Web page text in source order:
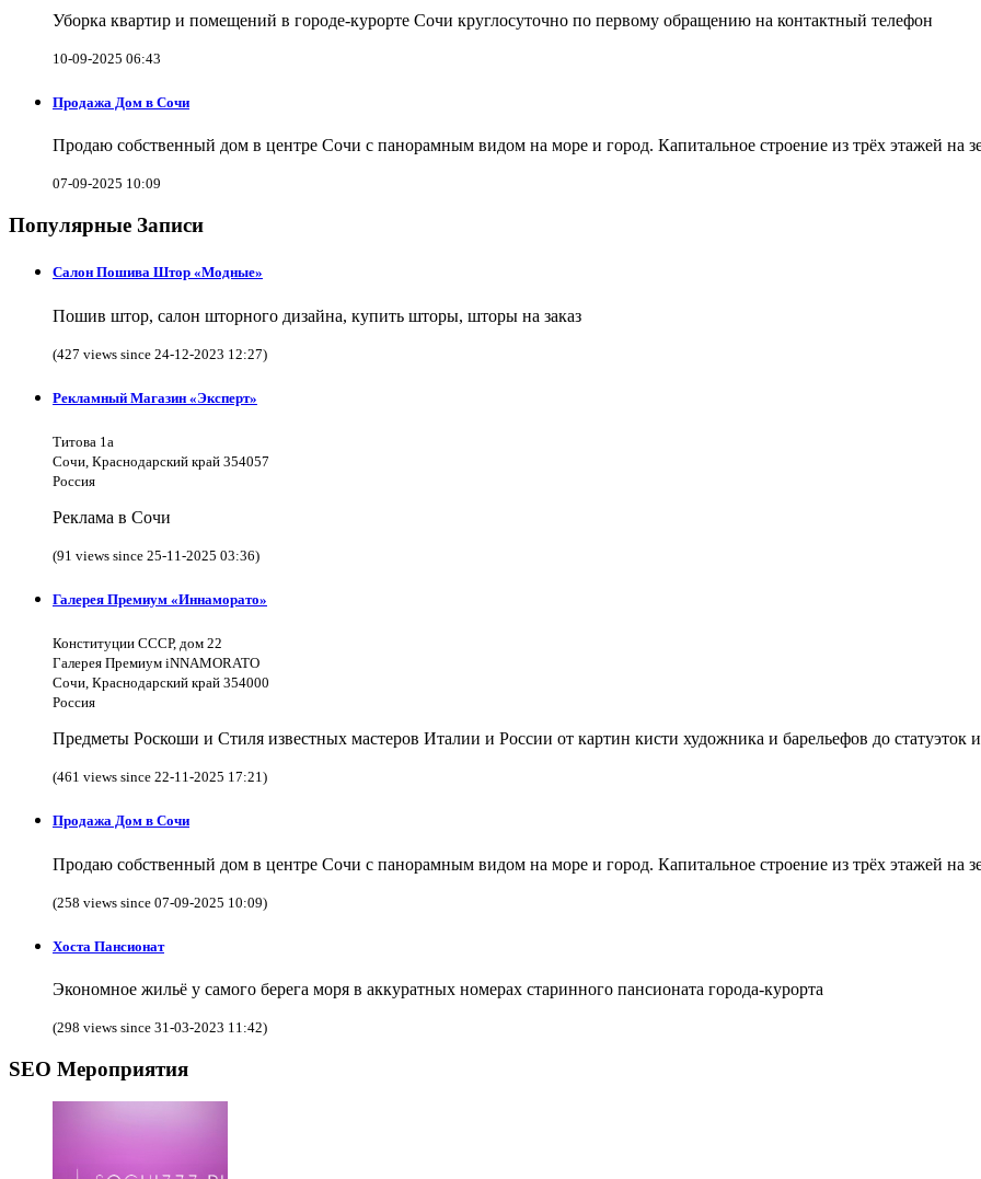
Уборка квартир и помещений в городе-курорте Сочи круглосуточно по первому обращению на контактный телефон
10-09-2025 06:43
Продажа Дом в Сочи
Продаю собственный дом в центре Сочи с панорамным видом на море и город. Капитальное строение из трёх этажей на
07-09-2025 10:09
Популярные Записи
Салон Пошива Штор «Модные»
Пошив штор, салон шторного дизайна, купить шторы, шторы на заказ
(427 views since 24-12-2023 12:27)
Рекламный Магазин «Эксперт»
Титова 1а
Сочи, Краснодарский край 354057
Россия
Реклама в Сочи
(91 views since 25-11-2025 03:36)
Галерея Премиум «Иннаморато»
Конституции СССР, дом 22
Галерея Премиум iNNAMORATO
Сочи, Краснодарский край 354000
Россия
Предметы Роскоши и Стиля известных мастеров Италии и России от картин кисти художника и барельефов до статуэток
(461 views since 22-11-2025 17:21)
Продажа Дом в Сочи
Продаю собственный дом в центре Сочи с панорамным видом на море и город. Капитальное строение из трёх этажей на
(258 views since 07-09-2025 10:09)
Хоста Пансионат
Экономное жильё у самого берега моря в аккуратных номерах старинного пансионата города-курорта
(298 views since 31-03-2023 11:42)
SEO Мероприятия